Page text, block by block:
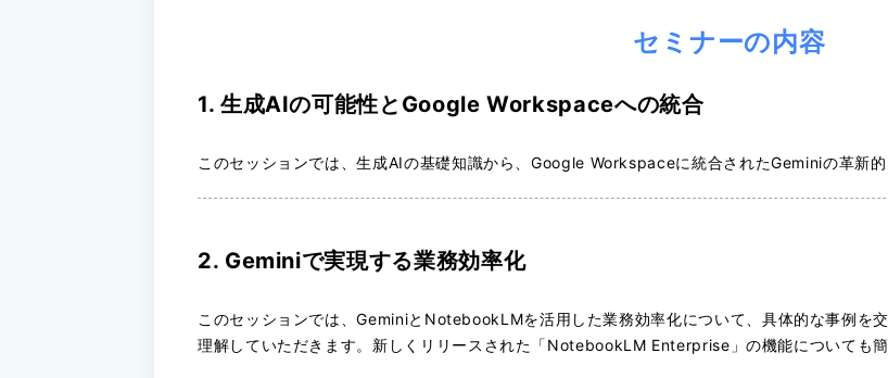
セミナーの内容
1. 生成AIの可能性とGoogle Workspaceへの統合
このセッションでは、生成AIの基礎知識から、Google Workspaceに統合されたGeminiの革新的
2. Geminiで実現する業務効率化
このセッションでは、GeminiとNotebookLMを活用した業務効率化について、具体的な事例を
理解していただきます。新しくリリースされた 「NotebookLM Enterprise」の機能についても簡